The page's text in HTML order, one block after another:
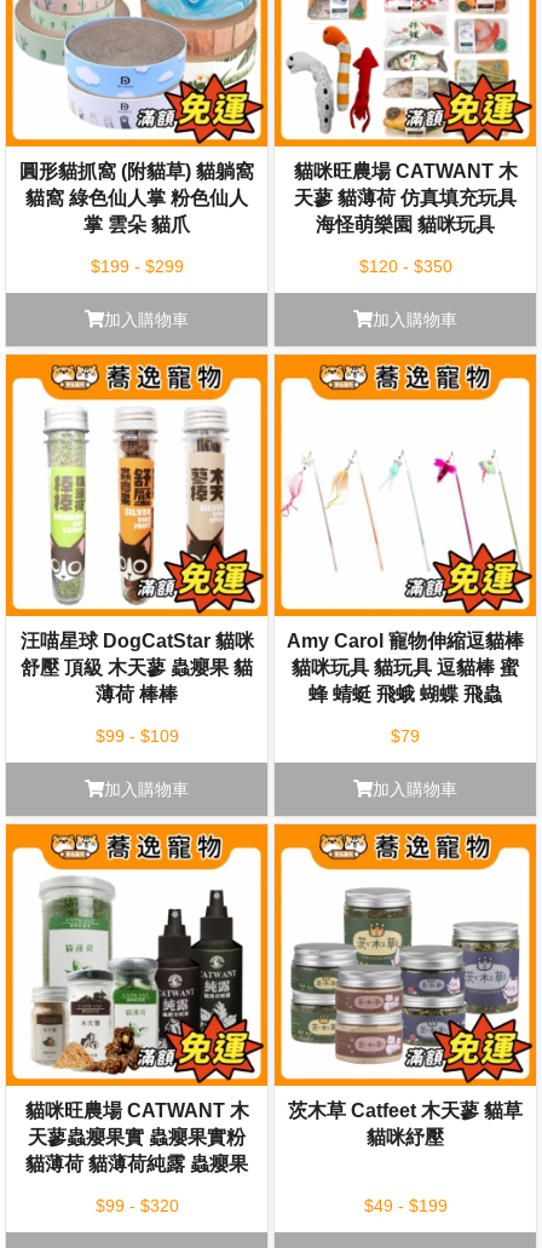
圓形貓抓窩 (附貓草) 貓躺窩
貓窩 綠色仙人掌 粉色仙人
掌 雲朵 貓爪
$199 - $299
加入購物車
貓咪旺農場 CATWANT 木
天蓼 貓薄荷 仿真填充玩具
海怪萌樂園 貓咪玩具
$120 - $350
加入購物車
汪喵星球 DogCatStar 貓咪
舒壓 頂級 木天蓼 蟲癭果 貓
薄荷 棒棒
$99 - $109
加入購物車
Amy Carol 寵物伸縮逗貓棒
貓咪玩具 貓玩具 逗貓棒 蜜
蜂 蜻蜓 飛蛾 蝴蝶 飛蟲
$79
加入購物車
貓咪旺農場 CATWANT 木
天蓼蟲癭果實 蟲癭果實粉
貓薄荷 貓薄荷純露 蟲癭果
$99 - $320
茨木草 Catfeet 木天蓼 貓草
貓咪紓壓
$49 - $199